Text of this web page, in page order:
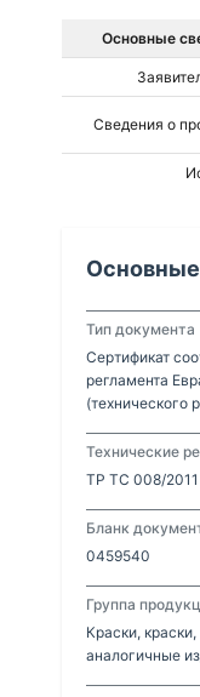
Основные
Сведения о
Тип документа
Сертификат
регламента
(технического
Технические
ТР ТС 008/2011
Бланк
0459540
Группа
Краски,
аналогичные